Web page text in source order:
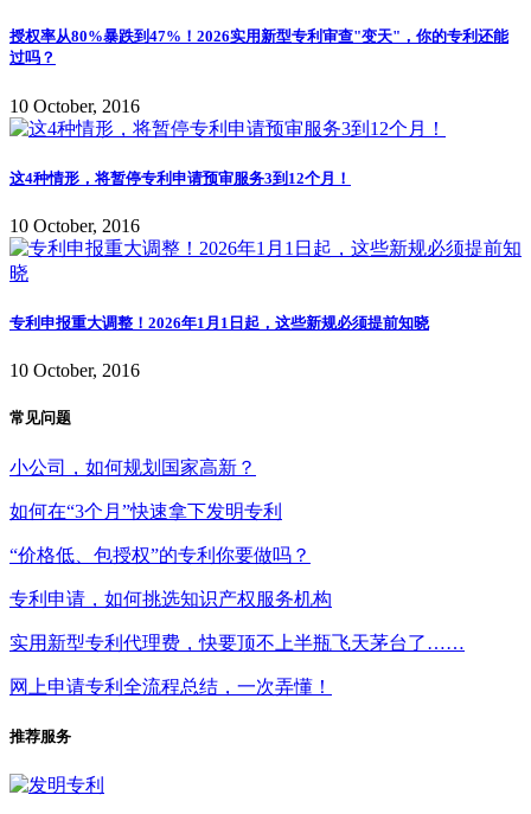
授权率从80%暴跌到47%！2026实用新型专利审查"变天"，你的专利还能
过吗？
10 October, 2016
这4种情形，将暂停专利申请预审服务3到12个月！
10 October, 2016
专利申报重大调整！2026年1月1日起，这些新规必须提前知晓
10 October, 2016
常见问题
小公司，如何规划国家高新？
如何在“3个月”快速拿下发明专利
“价格低、包授权”的专利你要做吗？
专利申请，如何挑选知识产权服务机构
实用新型专利代理费，快要顶不上半瓶飞天茅台了……
网上申请专利全流程总结，一次弄懂！
推荐服务